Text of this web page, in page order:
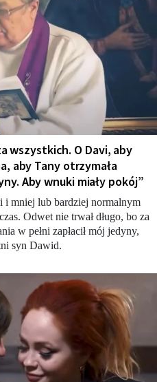
wszystkich. O Davi, aby
aby Tany otrzymała
Aby wnuki miały pokój”
i mniej lub bardziej normalnym
Odwet nie trwał długo, bo za
w pełni zapłacił mój jedyny,
syn Dawid.